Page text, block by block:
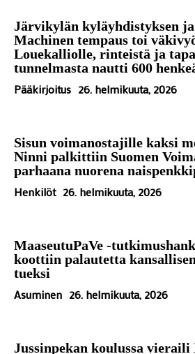
Järvikylän kyläyhdistyksen
Machinen tempaus toi
Louekalliolle, rinteistä ja
tunnelmasta nautti 600
Pääkirjoitus 26. helmikuuta, 2026
Sisun voimanostajille kaksi
Ninni palkittiin Suomen
parhaana nuorena
Henkilöt 26. helmikuuta, 2026
MaaseutuPaVe -
koottiin palautetta
tueksi
Asuminen 26. helmikuuta, 2026
Jussinpekan koulussa vieraili